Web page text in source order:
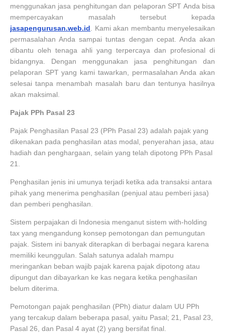
menggunakan jasa penghitungan dan pelaporan SPT Anda bisa
mempercayakan masalah tersebut kepada
jasapengurusan.web.id . Kami akan membantu menyelesaikan
permasalahan Anda sampai tuntas dengan cepat. Anda akan
dibantu oleh tenaga ahli yang terpercaya dan profesional di
bidangnya. Dengan menggunakan jasa penghitungan dan
pelaporan SPT yang kami tawarkan, permasalahan Anda akan
selesai tanpa menambah masalah baru dan tentunya hasilnya
akan maksimal.
Pajak PPh Pasal 23
Pajak Penghasilan Pasal 23 (PPh Pasal 23) adalah pajak yang
dikenakan pada penghasilan atas modal, penyerahan jasa, atau
hadiah dan penghargaan, selain yang telah dipotong PPh Pasal
21.
Penghasilan jenis ini umunya terjadi ketika ada transaksi antara
pihak yang menerima penghasilan (penjual atau pemberi jasa)
dan pemberi penghasilan.
Sistem perpajakan di Indonesia menganut sistem with-holding
tax yang mengandung konsep pemotongan dan pemungutan
pajak. Sistem ini banyak diterapkan di berbagai negara karena
memiliki keunggulan. Salah satunya adalah mampu
meringankan beban wajib pajak karena pajak dipotong atau
dipungut dan dibayarkan ke kas negara ketika penghasilan
belum diterima.
Pemotongan pajak penghasilan (PPh) diatur dalam UU PPh
yang tercakup dalam beberapa pasal, yaitu Pasal; 21, Pasal 23,
Pasal 26, dan Pasal 4 ayat (2) yang bersifat final.